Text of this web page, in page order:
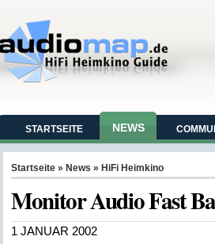
STARTSEITE NEWS
Startseite » News » HiFi Heimkino
Monitor Audio Fast
1 JANUAR 2002